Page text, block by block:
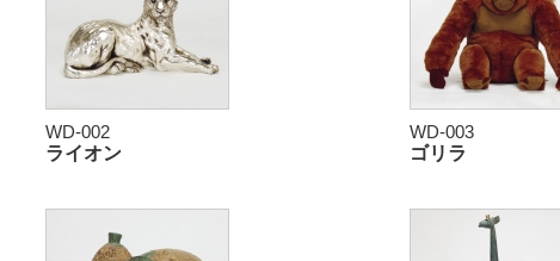
WD-002
ライオン
WD-003
ゴリラ